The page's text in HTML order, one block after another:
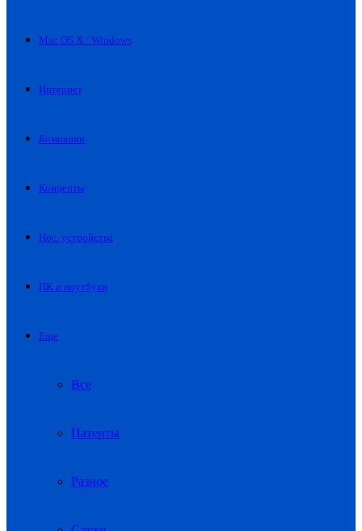
Mac OS X / Windows
Интернет
Компании
Концепты
Нос. устройства
ПК и ноутбуки
Еще
Все
Патенты
Разное